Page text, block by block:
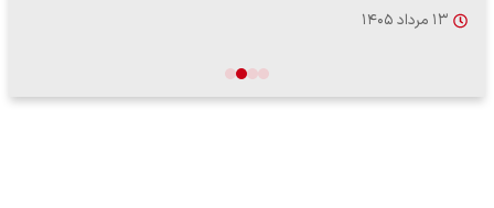
۱۳ مرداد ۱۴۰۵